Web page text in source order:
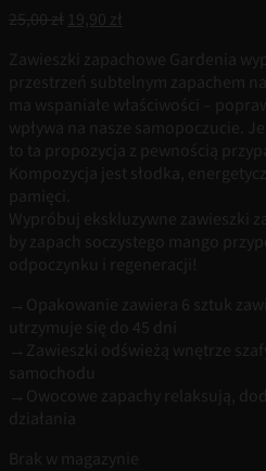
25,00zł Pierwotna
wynosiła:
25,00 zł.
19,90 zł
wynosi:
19,90 zł.
Zawieszki zapachowe Gardenia
przestrzeń subtelnym zapachem
ma wspaniałe właściwości –
wpływa na nasze samopoczucie.
to ta propozycja z pewnością
Kompozycja jest słodka,
pamięci.
Wypróbuj ekskluzywne zawieszki
by zapach soczystego mango
odpoczynku i regeneracji!
→Opakowanie zawiera 6 sztuk
utrzymuje się do 45 dni
→Zawieszki odświeżą wnętrze
samochodu
→Owocowe zapachy relaksują,
działania
Brak w magazynie